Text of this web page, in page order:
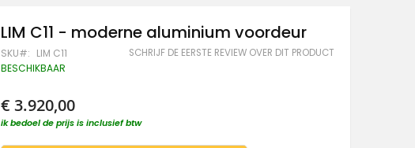
LIM C11 - moderne aluminium voordeur
SKU LIM C11 SCHRIJF DE EERSTE REVIEW OVER DIT PRODUCT
BESCHIKBAAR
€ 3.920,00
ik bedoel de prijs is inclusief btw